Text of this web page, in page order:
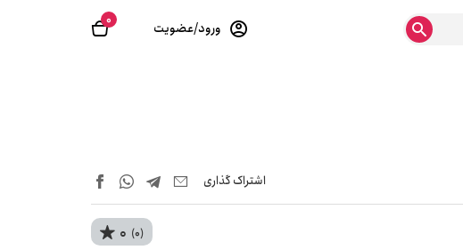
0 ورود/عضویت
اشتراک‌ گذاری
0 (0)